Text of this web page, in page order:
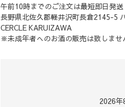
午前10時までのご注文は最短即日発送
長野県北佐久郡軽井沢町長倉2145-5
CERCLE KARUIZAWA
※未成年者へのお酒の販売は致しませ
2026年